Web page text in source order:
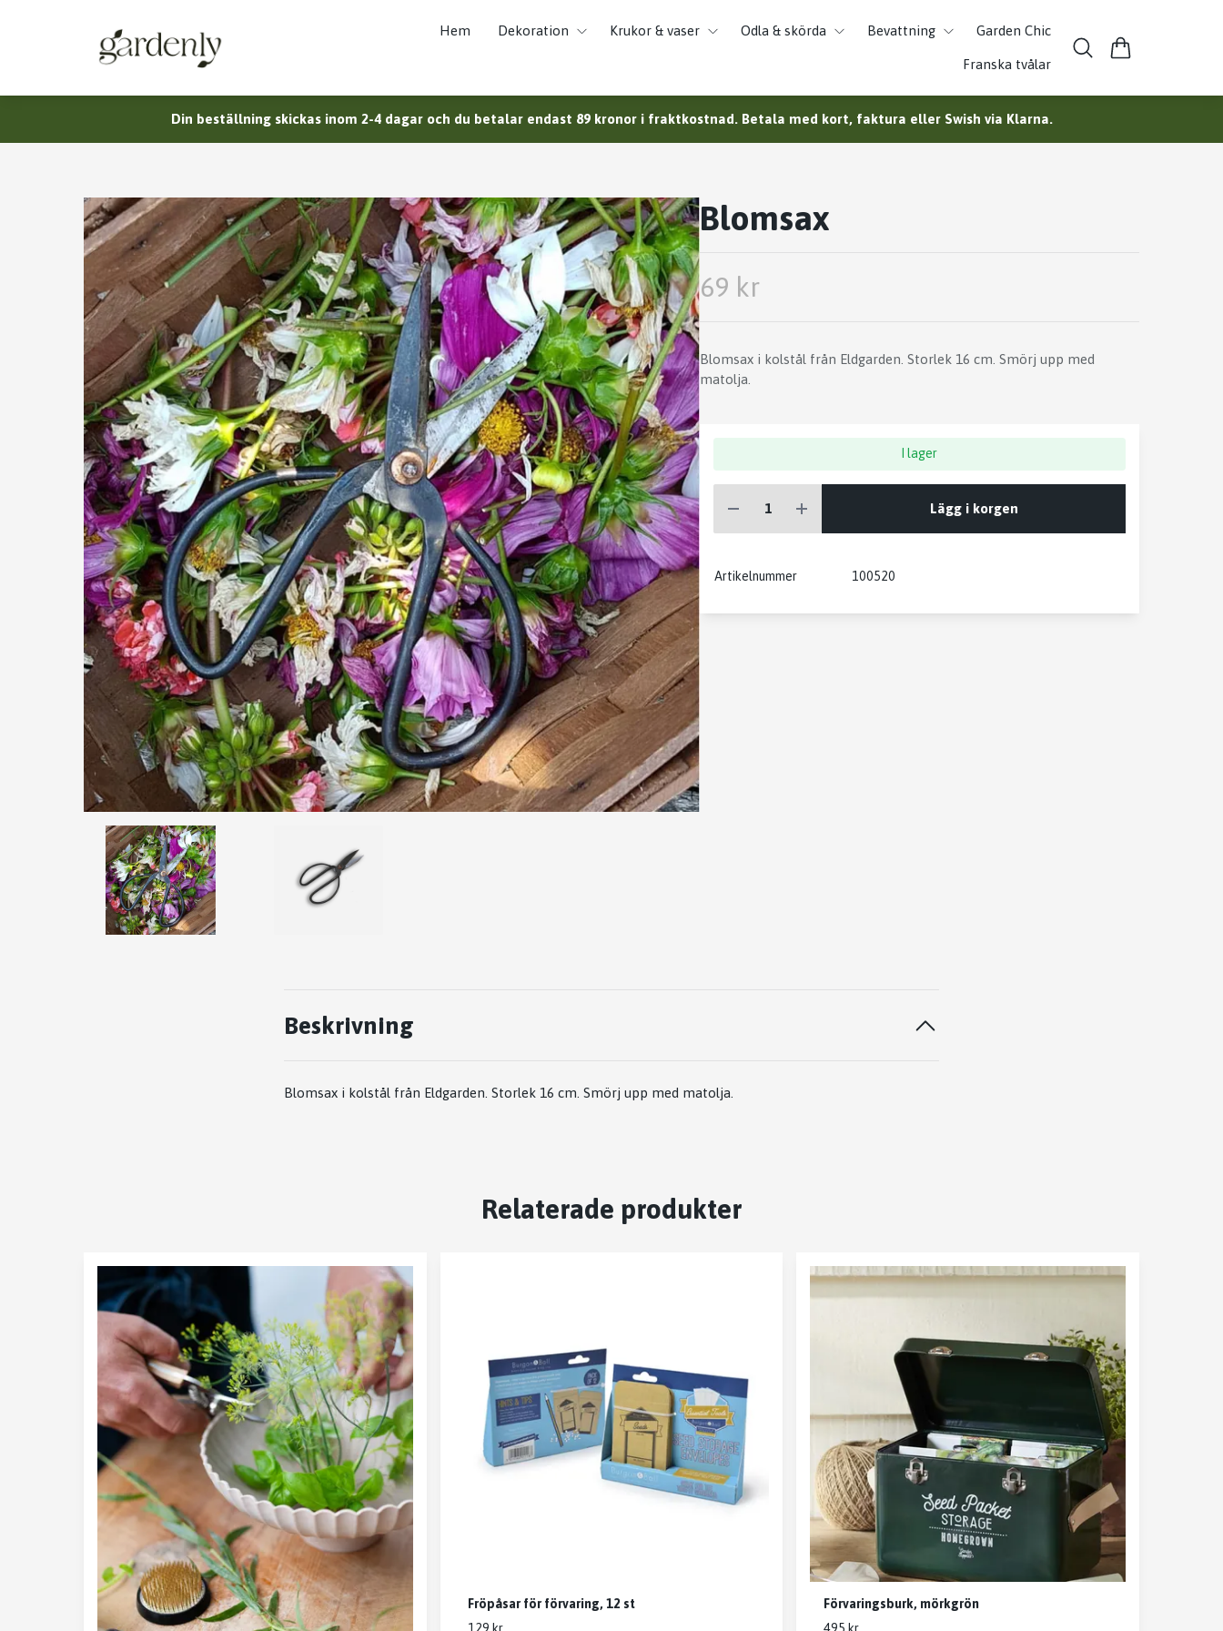
Hem Dekoration Krukor & vaser Odla & skörda Bevattning Garden Chic
Franska tvålar
Din beställning skickas inom 2-4 dagar och du betalar endast 89 kronor i fraktkostnad. Betala med kort, faktura eller Swish via Klarna.
Blomsax
69 kr
Blomsax i kolstål från Eldgarden. Storlek 16 cm. Smörj upp med
matolja.
I lager
Lägg i korgen
Artikelnummer 100520
Beskrivning
Blomsax i kolstål från Eldgarden. Storlek 16 cm. Smörj upp med matolja.
Relaterade produkter
Fröpåsar för förvaring, 12 st
Förvaringsburk, mörkgrön